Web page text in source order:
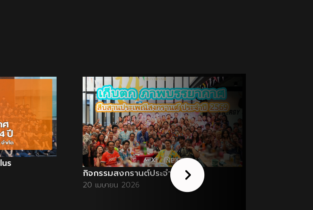
กิจกรรมสงกรานต์ประจำปี 2569
20 เมษายน 2026